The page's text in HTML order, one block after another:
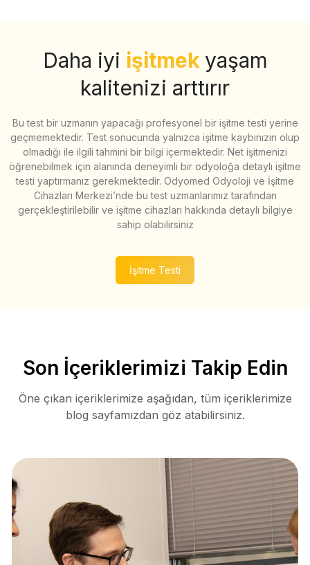
Daha iyi işitmek yaşam
kalitenizi arttırır
Bu test bir uzmanın yapacağı profesyonel bir işitme testi yerine
geçmemektedir. Test sonucunda yalnızca işitme kaybınızın olup
olmadığı ile ilgili tahmini bir bilgi içermektedir. Net işitmenizi
öğrenebilmek için alanında deneyimli bir odyoloğa detaylı işitme
testi yaptırmanız gerekmektedir. Odyomed Odyoloji ve İşitme
Cihazları Merkezi’nde bu test uzmanlarımız tarafından
gerçekleştirilebilir ve işitme cihazları hakkında detaylı bilgiye
sahip olabilirsiniz
İşitme Testi
Son İçeriklerimizi Takip Edin
Öne çıkan içeriklerimize aşağıdan, tüm içeriklerimize
blog sayfamızdan göz atabilirsiniz.